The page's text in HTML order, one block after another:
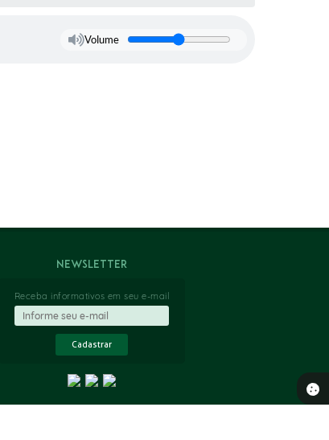
Volume
Newsletter
Receba informativos em seu e-mail
Cadastrar